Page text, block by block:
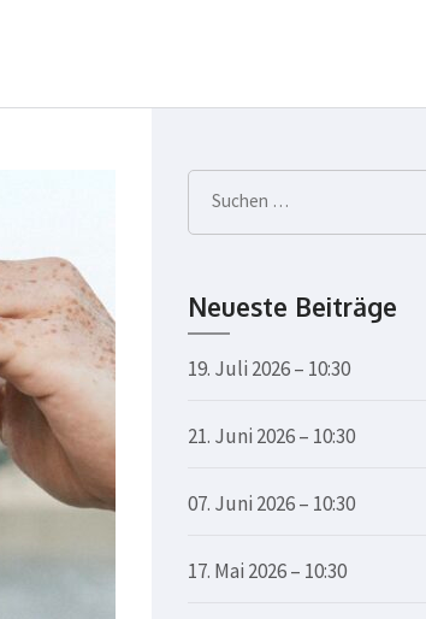
Suchen
nach:
Neueste Beiträge
19. Juli 2026 – 10:30
21. Juni 2026 – 10:30
07. Juni 2026 – 10:30
17. Mai 2026 – 10:30